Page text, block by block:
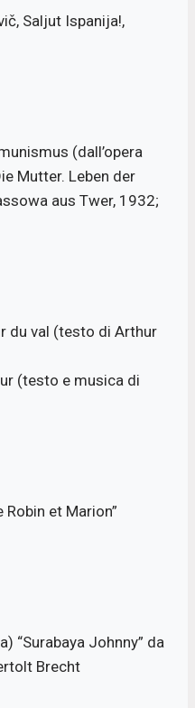
Saljut Ispanija!,
(dall’opera
Mutter. Leben der
aus Twer, 1932;
du val (testo di Arthur
(testo e musica di
Robin et Marion”
“Surabaya Johnny” da
Brecht